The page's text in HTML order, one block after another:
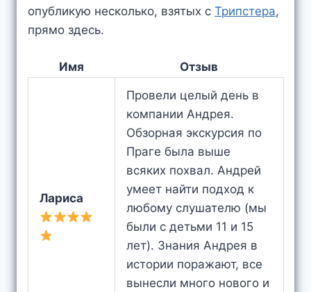
опубликую несколько, взятых c Трипстера,
прямо здесь.
Имя Отзыв
Лариса
Провели целый день в
компании Андрея.
Обзорная экскурсия по
Праге была выше
всяких похвал. Андрей
умеет найти подход к
любому слушателю (мы
были с детьми 11 и 15
лет). Знания Андрея в
истории поражают, все
вынесли много нового и